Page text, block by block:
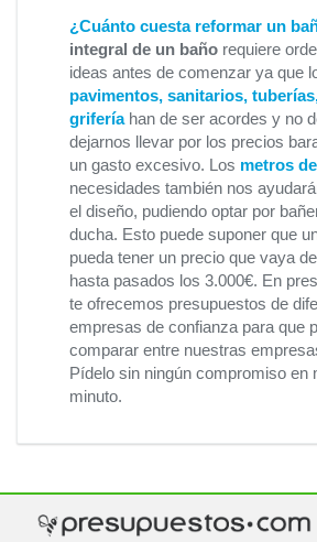
¿Cuánto cuesta reformar un
integral de un baño requiere
ideas antes de comenzar ya que
pavimentos, sanitarios,
grifería han de ser acordes y no
dejarnos llevar por los precios
un gasto excesivo. Los metros
necesidades también nos
el diseño, pudiendo optar por
ducha. Esto puede suponer que
pueda tener un precio que vaya
hasta pasados los 3.000€. En
te ofrecemos presupuestos de
empresas de confianza para que
comparar entre nuestras
Pídelo sin ningún compromiso en
minuto.